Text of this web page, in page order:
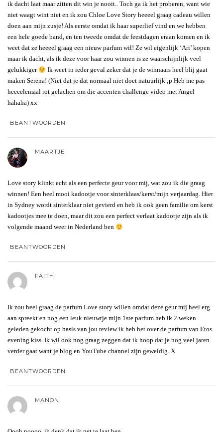
ik dacht laat maar zitten dit win je nooit.. Toch ga ik het proberen, want wie
niet waagt wint niet en ik zou Chloe Love Story heeeel graag cadeau willen
doen aan mijn zusje! Als eerste omdat ik haar superlief vind en we hebben
een hele goede band, en ten tweede omdat de feestdagen eraan komen en ik
weet dat ze heeeel graag een nieuw parfum wil! Ze wil eigenlijk ‘Ari’ kopen
maar ik dacht, als ik deze voor haar zou winnen is ze waarschijnlijk veel
gelukkiger
Ik weet in ieder geval zeker dat je de winnaars heel blij gaat
maken Serena! (Niet dat je dat normaal niet doet natuurlijk ;p Heb me pas
heeeelemaal rot gelachen om die accenten challenge video met Angel
hahaha) xx
BEANTWOORDEN
MAARTJE
Love story klinkt echt als een perfecte geur voor mij, wat zou ik die graag
winnen! Een heel mooi kadootje voor sinterklaas/kerst/mijn verjaardag. Hier
in Sydney wordt sinterklaar niet gevierd en heb ik ook geen familie om kerst
kadootjes mee te doen, maar dit zou een perfect verlaat kadootje zijn als ik
volgende maand weer in Nederland ben
BEANTWOORDEN
FAITH
Ik zou heel graag de parfum Love story willen omdat deze geur mij heel erg
aan spreekt en nog een leuk nieuwtje mijn 1ste parfum heb ik 2 weken
geleden gekocht op basis van jou review ik heb het over de parfum van Etos
evening kiss. Ik wil ook nog graag zeggen dat ik hoop dat je nog veel jaren
verder gaat want je blog en YouTube channel zijn geweldig. X
BEANTWOORDEN
MANON